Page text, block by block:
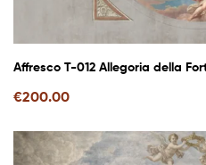
Affresco T-012 Allegoria della
€200.00